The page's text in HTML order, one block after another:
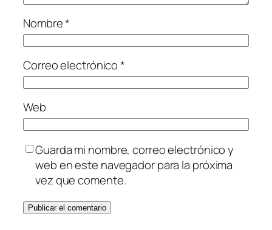
Nombre*
Correo electrónico*
Web
Guarda mi nombre, correo electrónico y
web en este navegador para la próxima
vez que comente.